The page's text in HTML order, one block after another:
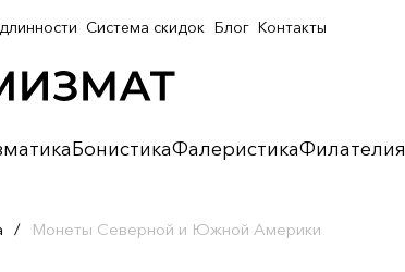
БонистикаФалеристикаФилателия
Система скидок Блог Контакты
/ Монеты Северной и Южной Америки